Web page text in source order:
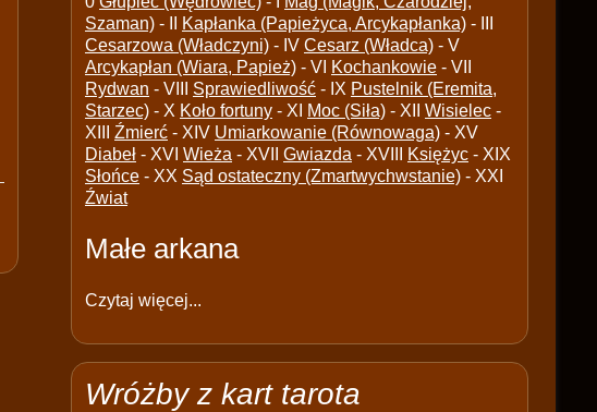
Szaman) - II Kapłanka (Papieżyca, Arcykapłanka) - III
Cesarzowa (Władczyni) - IV Cesarz (Władca) - V
Arcykapłan (Wiara, Papież) - VI Kochankowie - VII
Rydwan - VIII Sprawiedliwość - IX Pustelnik (Eremita,
Starzec) - X Koło fortuny - XI Moc (Siła) - XII Wisielec -
XIII Źmierć - XIV Umiarkowanie (Równowaga) - XV
Diabeł - XVI Wieża - XVII Gwiazda - XVIII Księżyc - XIX
Słońce - XX Sąd ostateczny (Zmartwychwstanie) - XXI
Źwiat
Małe arkana
Czytaj więcej...
Wróżby z kart tarota